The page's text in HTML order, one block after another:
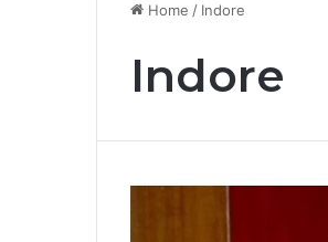
Home / Indore
Indore